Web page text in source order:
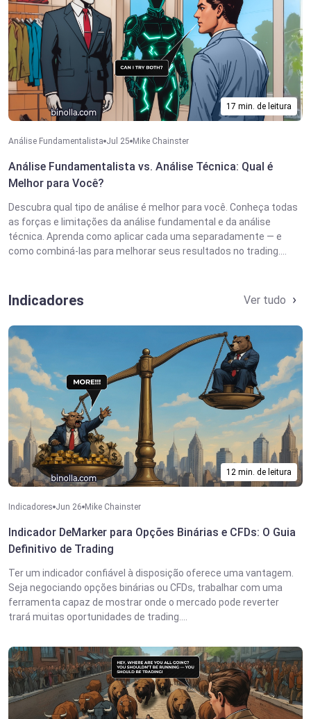
17 min. de leitura
Análise Fundamentalista Jul 25 Mike Chainster
Análise Fundamentalista vs. Análise Técnica: Qual é
Melhor para Você?
Descubra qual tipo de análise é melhor para você. Conheça todas
as forças e limitações da análise fundamental e da análise
técnica. Aprenda como aplicar cada uma separadamente — e
como combiná-las para melhorar seus resultados no trading....
Indicadores Ver tudo
12 min. de leitura
Indicadores Jun 26 Mike Chainster
Indicador DeMarker para Opções Binárias e CFDs: O Guia
Definitivo de Trading
Ter um indicador confiável à disposição oferece uma vantagem.
Seja negociando opções binárias ou CFDs, trabalhar com uma
ferramenta capaz de mostrar onde o mercado pode reverter
trará muitas oportunidades de trading....